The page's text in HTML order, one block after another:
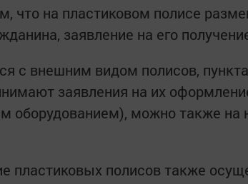
что на пластиковом полисе
заявление на его
с внешним видом полисов,
заявления на их
оборудованием), можно также на
пластиковых полисов также